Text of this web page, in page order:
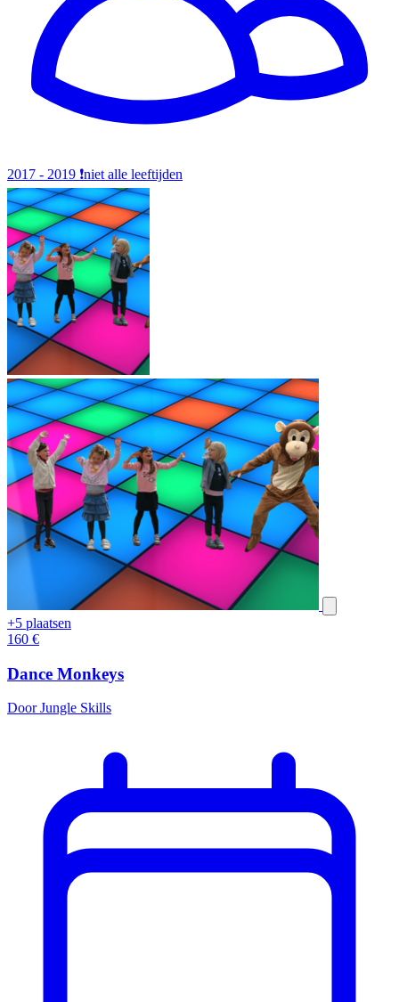
2017 - 2019 ❗️niet alle leeftijden
+5 plaatsen
160 €
Dance Monkeys
Door Jungle Skills